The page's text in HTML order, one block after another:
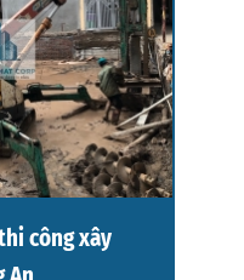
công xây